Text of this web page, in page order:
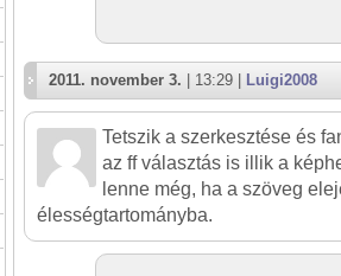
2011. november 3. | 13:29 | Luigi2008
Tetszik a szerkesztése és
az ff választás is illik a
lenne még, ha a szöveg
élességtartományba.